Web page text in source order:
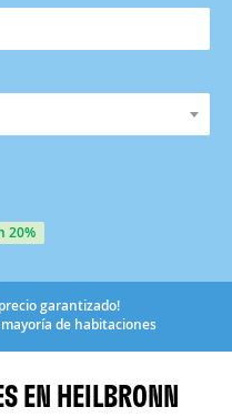
20%
garantizado!
de habitaciones
EN HEILBRONN